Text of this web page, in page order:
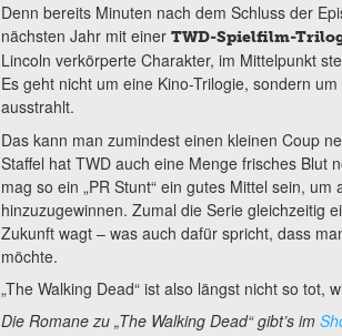
Denn bereits Minuten nach dem Schluss der
nächsten Jahr mit einer TWD-Spielfilm-
Lincoln verkörperte Charakter, im Mittelpunkt
Es geht nicht um eine Kino-Trilogie, sondern
ausstrahlt.
Das kann man zumindest einen kleinen Coup
Staffel hat TWD auch eine Menge frisches Blut
mag so ein „PR Stunt“ ein gutes Mittel sein,
hinzuzugewinnen. Zumal die Serie gleichzeitig
Zukunft wagt – was auch dafür spricht, dass
möchte.
„The Walking Dead“ ist also längst nicht so tot,
Die Romane zu „The Walking Dead“ gibt’s im